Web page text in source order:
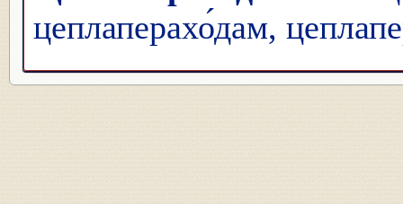
цеплаперахо́дам,